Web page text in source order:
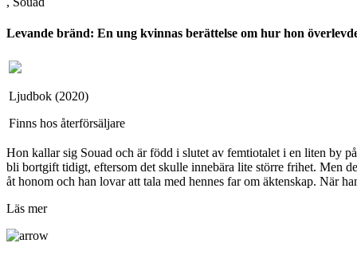
Levande bränd: En ung kvinnas berättelse om hur hon
Ljudbok (2020)
Finns hos återförsäljare
Hon kallar sig Souad och är född i slutet av femtiotalet i en liten by
bli bortgift tidigt, eftersom det skulle innebära lite större frihet. Men
åt honom och han lovar att tala med hennes far om äktenskap. När
Läs mer